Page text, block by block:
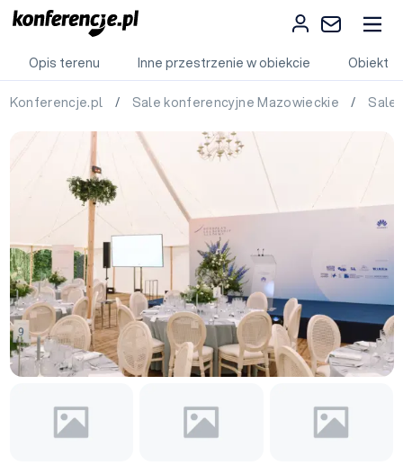
Opis terenu Inne przestrzenie w obiekcie Obiekt
Konferencje.pl / Sale konferencyjne Mazowieckie / Sale